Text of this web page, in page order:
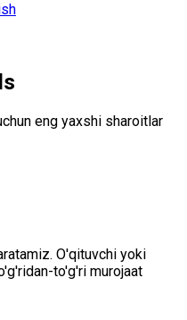
eng yaxshi sharoitlar
O'qituvchi yoki
to'g'ri murojaat